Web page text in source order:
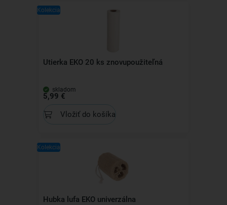
Kolekcia
Utierka EKO 20 ks znovupoužiteľná
skladom
5,99 €
Vložiť do košíka
Kolekcia
Hubka lufa EKO univerzálna